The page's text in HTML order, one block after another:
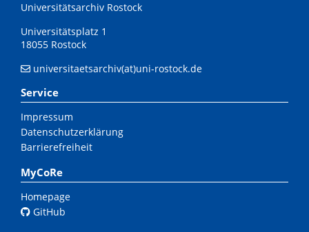
Universitätsarchiv Rostock
Universitätsplatz 1
18055 Rostock
universitaetsarchiv(at)uni-rostock.de
Service
Impressum
Datenschutzerklärung
Barrierefreiheit
MyCoRe
Homepage
GitHub